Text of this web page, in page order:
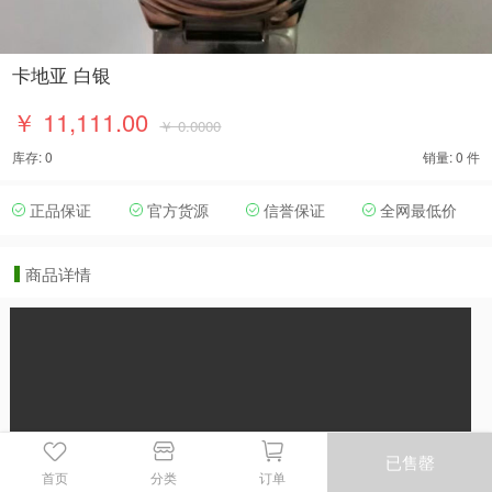
卡地亚 白银
￥ 11,111.00 ￥ 0.0000
库存: 0 销量: 0 件
正品保证 官方货源 信誉保证 全网最低价
商品详情
首页 分类 订单
已售罄